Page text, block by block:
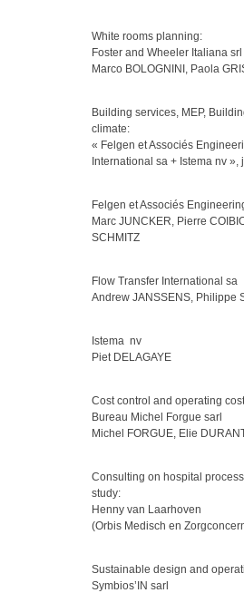
White rooms planning:
Foster and Wheeler Italiana srl
Marco BOLOGNINI, Paola
Building services, MEP,
climate:
« Felgen et Associés
International sa + Istema nv »,
Felgen et Associés
Marc JUNCKER, Pierre
SCHMITZ
Flow Transfer International sa
Andrew JANSSENS, Philippe
Istema nv
Piet DELAGAYE
Cost control and operating
Bureau Michel Forgue sarl
Michel FORGUE, Elie
Consulting on hospital
study:
Henny van Laarhoven
(Orbis Medisch en
Sustainable design and
Symbios’IN sarl